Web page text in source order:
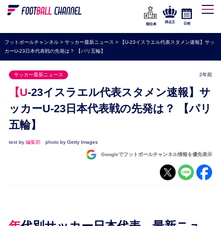
WEリーグ
海外サッカー
プレミアリーグ
ラ・リーガ
セリエA
ブンデスリーガ
ナショナルチーム
順位表
得点王 日程
フットボールチャンネル> サッカー最新ニュース >
【U-23イスラエル代表スタメン速報】サッ
カーU-23日本代表戦の先発は？ 【パリ五輪】
サッカー最新ニュース 2年前
【U-23イスラエル代表スタメン速報】サ
ッカーU-23日本代表戦の先発は？ 【パリ
五輪】
text by 編集部 photo by Getty Images
Googleでフットボールチャンネル情報を優先表示